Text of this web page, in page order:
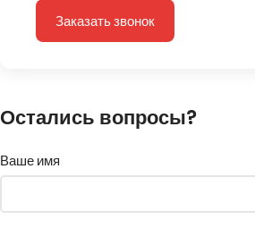
Заказать звонок
Остались вопросы?
Ваше имя